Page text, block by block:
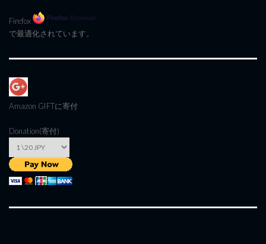
Firefox
で最適化されています。
Amazon GIFTに寄付
Donation(寄付)